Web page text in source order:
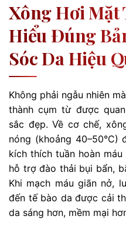
Xông Hơi Mặt
Hiểu Đúng
Sóc Da Hiệu
Không phải ngẫu nhiên mà
thành cụm từ được
sắc đẹp. Về cơ chế,
nóng (khoảng 40–50°C)
kích thích tuần hoàn
hỗ trợ đào thải bụi bẩn,
Khi mạch máu giãn nở,
đến tế bào da được cải
da sáng hơn, mềm mại